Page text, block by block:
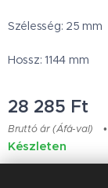
Szélesség: 25 mm
Hossz: 1144 mm
28 285 Ft
Bruttó ár (Áfá-val)
Készleten